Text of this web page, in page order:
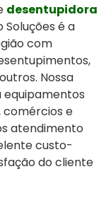
desentupidora
Soluções é a
com
Nossa
equipamentos
comércios e
atendimento
custo-
do cliente